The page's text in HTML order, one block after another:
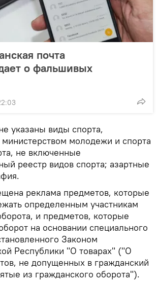
почта
о фальшивых
указаны виды спорта,
молодежи и спорта
не включенные
реестр видов спорта; азартные
реклама предметов, которые
определенным участникам
и предметов, которые
на основании специального
Законом
Республики "О товарах" ("О
не допущенных в гражданский
из гражданского оборота").